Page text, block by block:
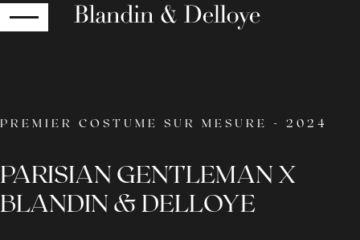
PREMIER COSTUME SUR MESURE - 2024
PARISIAN GENTLEMAN X
BLANDIN & DELLOYE